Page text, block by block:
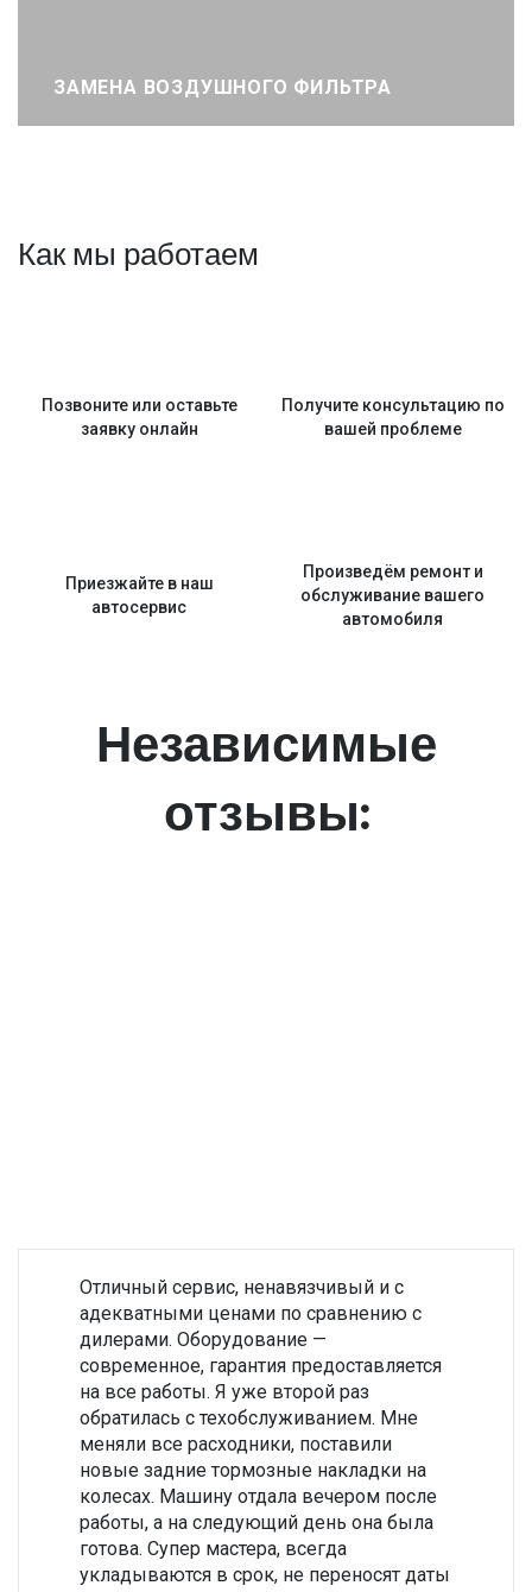
ЗАМЕНА ВОЗДУШНОГО ФИЛЬТРА
Как мы работаем
Позвоните или оставьте
заявку онлайн
Получите консультацию по
вашей проблеме
Приезжайте в наш
автосервис
Произведём ремонт и
обслуживание вашего
автомобиля
Независимые
отзывы:
Отличный сервис, ненавязчивый и с
адекватными ценами по сравнению с
дилерами. Оборудование —
современное, гарантия предоставляется
на все работы. Я уже второй раз
обратилась с техобслуживанием. Мне
меняли все расходники, поставили
новые задние тормозные накладки на
колесах. Машину отдала вечером после
работы, а на следующий день она была
готова. Супер мастера, всегда
укладываются в срок, не переносят даты